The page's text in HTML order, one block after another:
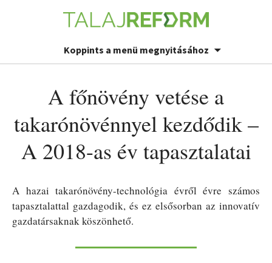
Koppints a menü megnyitásához
A főnövény vetése a
takarónövénnyel kezdődik –
A 2018-as év tapasztalatai
A hazai takarónövény-technológia évről évre számos
tapasztalattal gazdagodik, és ez elsősorban az innovatív
gazdatársaknak köszönhető.